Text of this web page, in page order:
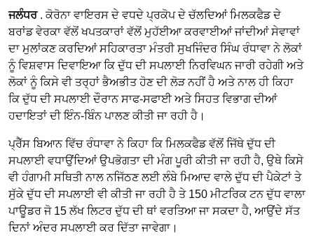
ਜਲੰਧਰ. ਕੋਰੋਨਾ ਵਾਇਰਸ ਦੇ ਵਧਦੇ ਪ੍ਰਕੋਪ ਦੇ ਚੱਲਦਿਆਂ ਮਿਲਕਫੈਡ ਦੇ
ਬਰਾਂਡ ਵੇਰਕਾ ਵੱਲੋਂ ਖਪਤਕਾਰਾਂ ਵੱਲੋਂ ਮੁਹੱਈਆ ਕਰਵਾਈਆਂ ਜਾਂਦੀਆਂ ਸੇਵਾਵਾਂ
ਦਾ ਮੁਲਾਂਕਣ ਕਰਦਿਆਂ ਸਹਿਕਾਰਤਾ ਮੰਤਰੀ ਸੁਖਜਿੰਦਰ ਸਿੰਘ ਰੰਧਾਵਾ ਨੇ ਲੋਕਾਂ
ਨੂੰ ਵਿਸ਼ਵਾਸ ਦਿਵਾਇਆ ਕਿ ਦੁੱਧ ਦੀ ਸਪਲਾਈ ਨਿਰਵਿਘਨ ਜਾਰੀ ਰਹੇਗੀ ਅਤੇ
ਲੋਕਾਂ ਨੂੰ ਕਿਸੇ ਵੀ ਤਰ੍ਹਾਂ ਭੈਅਭੀਤ ਹੋਣ ਦੀ ਲੋੜ ਨਹੀਂ ਹੈ ਅਤੇ ਨਾਲ ਹੀ ਕਿਹਾ
ਕਿ ਦੁੱਧ ਦੀ ਸਪਲਾਈ ਦੌਰਾਨ ਸਾਫ-ਸਫਾਈ ਅਤੇ ਸਿਹਤ ਵਿਭਾਗ ਦੀਆਂ
ਹਦਾਇਤਾਂ ਦੀ ਇੰਨ-ਬਿੰਨ ਪਾਲਣ ਕੀਤੀ ਜਾ ਰਹੀ ਹੈ।
ਪ੍ਰੈੱਸ ਬਿਆਨ ਵਿੱਚ ਰੰਧਾਵਾ ਨੇ ਕਿਹਾ ਕਿ ਮਿਲਕਫੈਡ ਵੱਲੋਂ ਜਿੱਥੇ ਦੁੱਧ ਦੀ
ਸਪਲਾਈ ਵਧਾਉਂਦਿਆਂ ਉਪਭੋਗਤਾ ਦੀ ਮੰਗ ਪੂਰੀ ਕੀਤੀ ਜਾ ਰਹੀ ਹੈ, ਉਥੇ ਕਿਸੇ
ਵੀ ਹੰਗਾਮੀ ਸਥਿਤੀ ਨਾਲ ਨਜਿੱਠਣ ਲਈ ਲੰਬੇ ਮਿਆਦ ਵਾਲੇ ਦੁੱਧ ਦੀ ਪੈਕੇਟਾਂ ਤੇ
ਸੁੱਕੇ ਦੁੱਧ ਦੀ ਸਪਲਾਈ ਵੀ ਕੀਤੀ ਜਾ ਰਹੀ ਹੈ ਤੇ 150 ਮੀਟਰਿਕ ਟਨ ਦੁੱਧ ਵਾਲਾ
ਪਾਊਡਰ ਜੋ 15 ਲੱਖ ਲਿਟਰ ਦੁੱਧ ਦੀ ਥਾਂ ਵਰਤਿਆ ਜਾ ਸਕਦਾ ਹੈ, ਆਉਂਦੇ ਸੱਤ
ਦਿਨਾਂ ਅੰਦਰ ਸਪਲਾਈ ਕਰ ਦਿੱਤਾ ਜਾਵੇਗਾ।